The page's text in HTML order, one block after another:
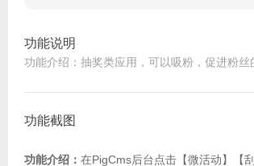
功能说明
功能介绍：抽奖类应用，可以吸粉，促进粉丝
功能截图
功能介绍： 在PigCms后台点击【微活动】【